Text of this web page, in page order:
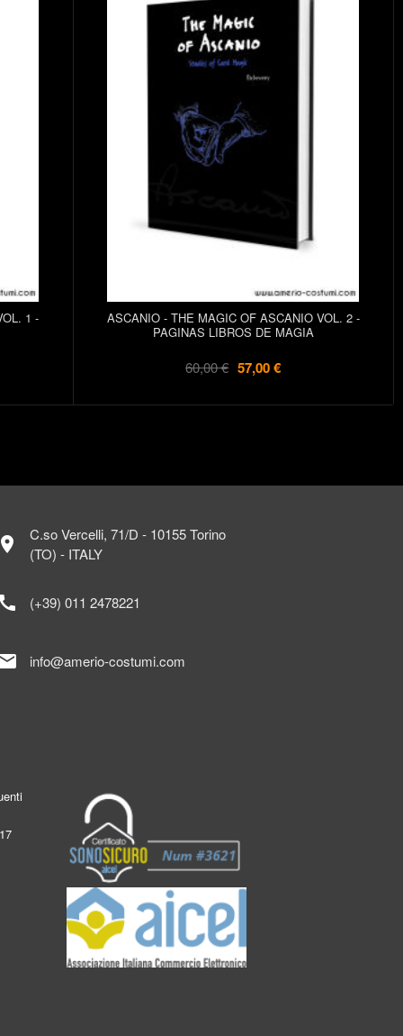
1 -
ASCANIO - THE MAGIC OF ASCANIO VOL. 2 -
PAGINAS LIBROS DE MAGIA
60,00 € 57,00 €
C.so Vercelli, 71/D - 10155 Torino
(TO) - ITALY
(+39) 011 2478221
info@amerio-costumi.com